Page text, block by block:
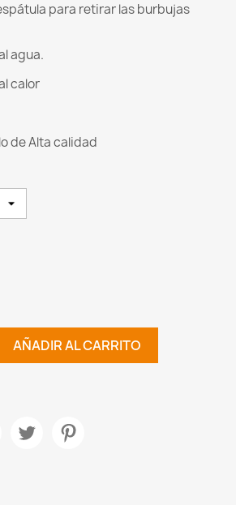
para retirar las burbujas
agua.
calor
de Alta calidad
AÑADIR AL CARRITO